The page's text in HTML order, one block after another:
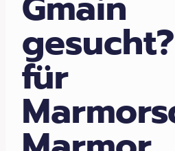
für